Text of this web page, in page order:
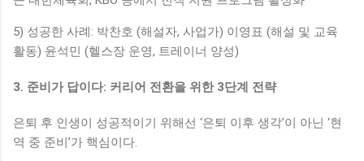
5) 성공한 사례: 박찬호 (해설자, 사업가) 이영표 (해설 및 교육
활동) 윤석민 (헬스장 운영, 트레이너 양성)
3. 준비가 답이다: 커리어 전환을 위한 3단계 전략
은퇴 후 인생이 성공적이기 위해선 ‘은퇴 이후 생각’이 아닌 ‘현
역 중 준비’가 핵심이다.